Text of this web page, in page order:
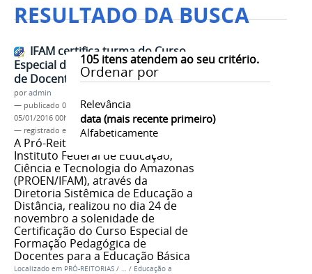
RESULTADO DA BUSCA
105itens atendem ao seu critério.
Ordenar por
Relevância
data (mais recente primeiro)
Alfabeticamente
IFAM certifica turma do Curso
Especial de Formação Pedagógica
de Docentes do CMZL
poradmin
— publicado 05/01/2016—última modificação
05/01/2016 00h17
— registrado em:
EAD,IFAM,CMZL
A Pró-Reitoria de Ensino do
Instituto Federal de Educação,
Ciência e Tecnologia do Amazonas
(PROEN/IFAM), através da
Diretoria Sistêmica de Educação a
Distância, realizou no dia 24 de
novembro a solenidade de
Certificação do Curso Especial de
Formação Pedagógica de
Docentes para a Educação Básica
Localizado em PRÓ-REITORIAS / … / Educação a